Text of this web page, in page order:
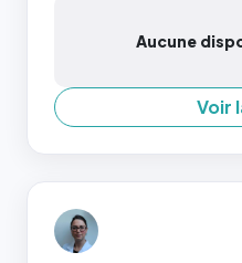
Aucune
Voir